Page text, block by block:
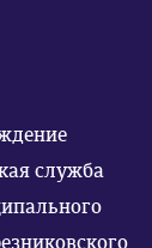
служба